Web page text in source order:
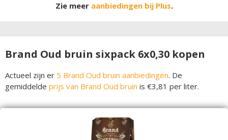
Zie meer aanbiedingen bij Plus.
Brand Oud bruin sixpack 6x0,30 kopen
Actueel zijn er 5 Brand Oud bruin aanbiedingen. De
gemiddelde prijs van Brand Oud bruin is €3,81 per liter.